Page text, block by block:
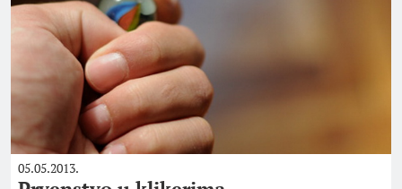
05.05.2013.